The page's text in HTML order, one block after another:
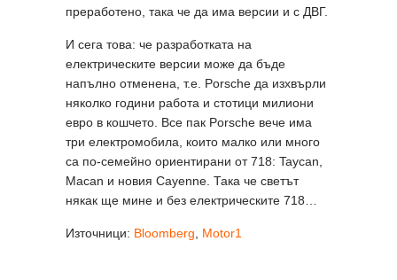
преработено, така че да има версии и с ДВГ.
И сега това: че разработката на
електрическите версии може да бъде
напълно отменена, т.е. Porsche да изхвърли
няколко години работа и стотици милиони
евро в кошчето. Все пак Porsche вече има
три електромобила, които малко или много
са по-семейно ориентирани от 718: Taycan,
Macan и новия Cayenne. Така че светът
някак ще мине и без електрическите 718…
Източници: Bloomberg Motor1